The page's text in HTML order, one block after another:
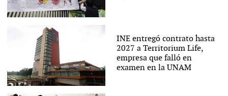
INE entregó contrato hasta
2027 a Territorium Life,
empresa que falló en
examen en la UNAM